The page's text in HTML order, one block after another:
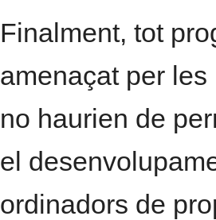
Finalment, tot
amenaçat per
no haurien de
el
ordinadors de